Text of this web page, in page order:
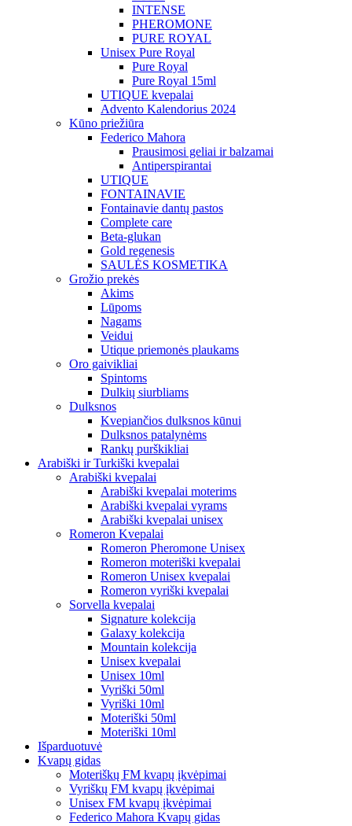
INTENSE
PHEROMONE
PURE ROYAL
Unisex Pure Royal
Pure Royal
Pure Royal 15ml
UTIQUE kvepalai
Advento Kalendorius 2024
Kūno priežiūra
Federico Mahora
Prausimosi geliai ir balzamai
Antiperspirantai
UTIQUE
FONTAINAVIE
Fontainavie dantų pastos
Complete care
Beta-glukan
Gold regenesis
SAULĖS KOSMETIKA
Grožio prekės
Akims
Lūpoms
Nagams
Veidui
Utique priemonės plaukams
Oro gaivikliai
Spintoms
Dulkių siurbliams
Dulksnos
Kvepiančios dulksnos kūnui
Dulksnos patalynėms
Rankų purškikliai
Arabiški ir Turkiški kvepalai
Arabiški kvepalai
Arabiški kvepalai moterims
Arabiški kvepalai vyrams
Arabiški kvepalai unisex
Romeron Kvepalai
Romeron Pheromone Unisex
Romeron moteriški kvepalai
Romeron Unisex kvepalai
Romeron vyriški kvepalai
Sorvella kvepalai
Signature kolekcija
Galaxy kolekcija
Mountain kolekcija
Unisex kvepalai
Unisex 10ml
Vyriški 50ml
Vyriški 10ml
Moteriški 50ml
Moteriški 10ml
Išparduotuvė
Kvapų gidas
Moteriškų FM kvapų įkvėpimai
Vyriškų FM kvapų įkvėpimai
Unisex FM kvapų įkvėpimai
Federico Mahora Kvapų gidas